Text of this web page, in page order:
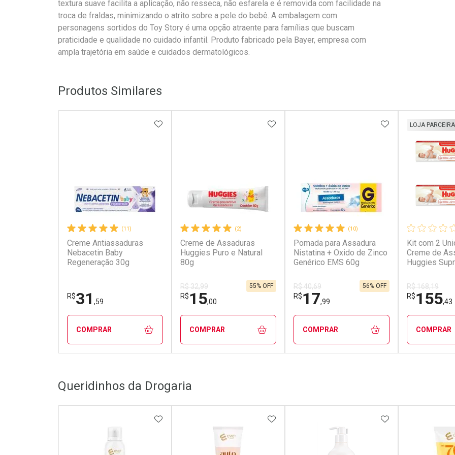
textura suave facilita a aplicação, não resseca, não esfarela e é removida com facilidade na
troca de fraldas, minimizando o atrito sobre a pele do bebê. A embalagem com
personagens sortidos do Toy Story é uma opção atraente para famílias que buscam
praticidade e qualidade no cuidado infantil. Produto fabricado pela Bayer, empresa com
ampla trajetória em saúde e cuidados dermatológicos.
Produtos Similares
(11)
Creme Antiassaduras
Nebacetin Baby
Regeneração 30g
R$31 ,59
ADICIONAR AOS FAVORITOS
COMPRAR
Laboratório
Por Menos
(2)
Creme de Assaduras
Huggies Puro e Natural
80g
R$ 32,99
R$15,00
55% OFF
ADICIONAR AOS FAVORITOS
COMPRAR
Laboratório
Por Menos
(10)
Pomada para Assadura
Nistatina + Oxido de Zinco
Genérico EMS 60g
R$ 40,69
R$17,99
56% OFF
ADICIONAR AOS
COMPRAR
Kit com 2
Creme de
Huggies
LOJA PARCEIRA
R$ 168,19
R$155,43
COMPRAR
Queridinhos da Drogaria
ADICIONAR AOS FAVORITOSADICIONAR AOS FAVORITOSADICIONAR AOS